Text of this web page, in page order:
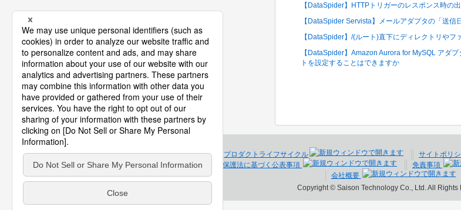
【DataSpider】HTTPトリガーのレスポンス時の
【DataSpider Servista】メールアダプタの「送
【DataSpider】/(ルート)直下にディレクトリやフ
【DataSpider】Amazon Aurora for MySQL アダ
トを設定することはできますか
プロダクトライフサイクル
サイトポリ
個人情報保護法に基づく公表事項
免責事項
会社概要
Copyright © Saison Technology Co., Ltd. All Rights